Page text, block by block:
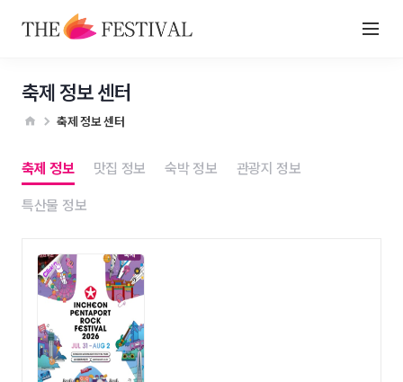
축제 정보 센터
축제 정보 센터
축제 정보 맛집 정보 숙박 정보 관광지 정보
특산물 정보